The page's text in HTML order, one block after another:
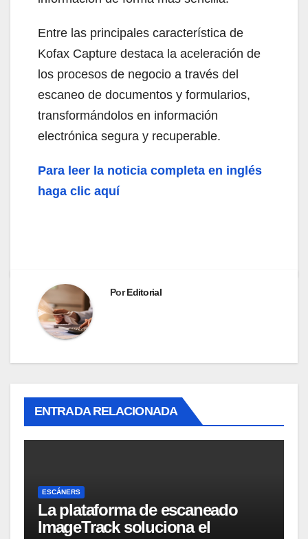
Entre las principales característica de
Kofax Capture destaca la aceleración de
los procesos de negocio a través del
escaneo de documentos y formularios,
transformándolos en información
electrónica segura y recuperable.
Para leer la noticia completa en inglés
haga clic aquí
PorEditorial
ENTRADA RELACIONADA
ESCÁNERS
La plataforma de escaneado
ImageTrack soluciona el